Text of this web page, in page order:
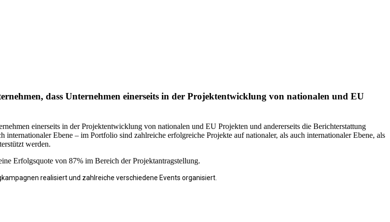
dass Unternehmen einerseits in der Projektentwicklung von nationalen und EU
einerseits in der Projektentwicklung von nationalen und EU Projekten und andererseits die Berichterstattung
Ebene – im Portfolio sind zahlreiche erfolgreiche Projekte auf nationaler, als auch internationaler Ebene, als
werden.
Erfolgsquote von 87% im Bereich der Projektantragstellung.
realisiert und zahlreiche verschiedene Events organisiert.